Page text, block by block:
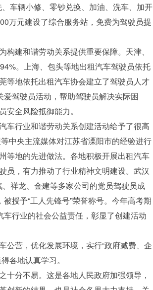
车辆小修、零钞兑换、加油、洗车、加开
万元建设了综合服务站，免费为驾驶员提
建和谐劳动关系提供重要保障。天津、
。上海、包头等地出租汽车驾驶员依托
等地依托出租汽车协会建立了驾驶员人才
驾驶员活动，帮助驾驶员解决实际困
全风险抵御能力。
车行业和谐劳动关系创建活动给予了很高
中央主流媒体对江苏省溧阳市的经验进行
等地的先进做法。各地积极开展出租汽车
员，有力推动了行业精神文明建设。武汉
祥龙、金建等多家公司的党员驾驶员成
授予“工人先锋号”荣誉称号。今年高考期
行业的社会公益责任，彰显了创建活动
营，优化发展环境，实行“政府减费、企
各地认真学习。
分不易。这是各地人民政府加强领导，